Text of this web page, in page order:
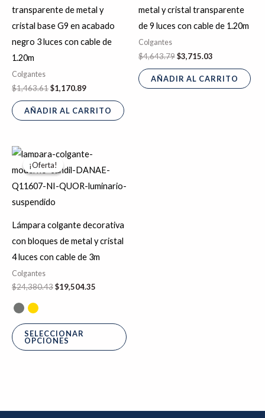
transparente de metal y
cristal base G9 en acabado
negro 3 luces con cable de
1.20m
Colgantes
$1,463.61$1,170.89
AÑADIR AL CARRITO
metal y cristal transparente
de 9 luces con cable de 1.20m
Colgantes
$4,643.79$3,715.03
AÑADIR AL CARRITO
¡Oferta!
¡Oferta!
Lámpara colgante decorativa
con bloques de metal y cristal
4 luces con cable de 3m
Colgantes
$24,380.43
El
precio
original
era:
$24,380.43.
$19,504.35
actual
es:
$19,504.35.
SELECCIONAR
OPCIONES